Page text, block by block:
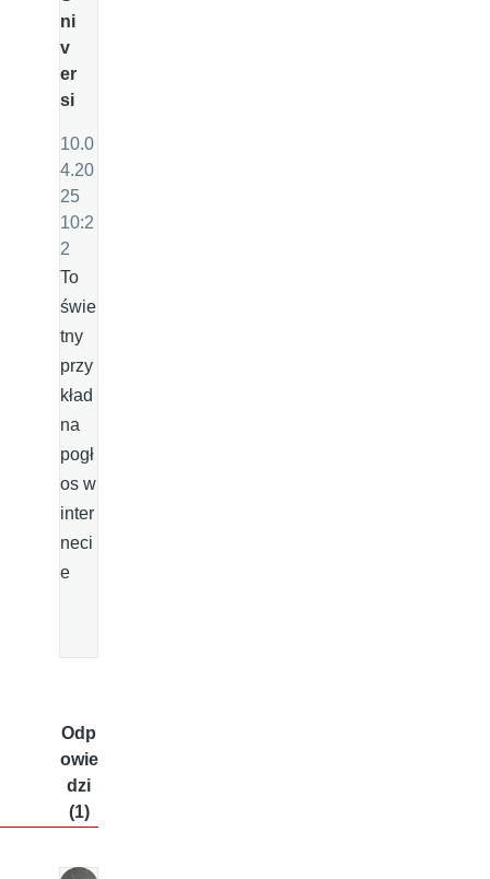
ni
v
er
si
10.0
4.20
25
10:2
2
To
świe
tny
przy
kład
na
pogł
os w
inter
neci
e
Odp
owie
dzi
(1)